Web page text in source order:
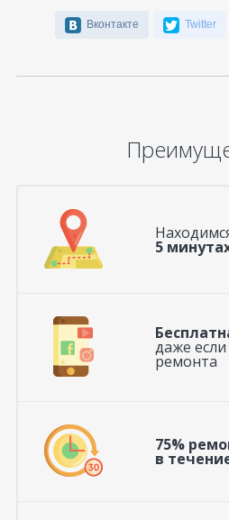
Вконтакте Twitter
5
даже
ремонта
75%
в